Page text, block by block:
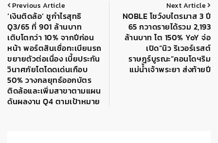
Previous Article
‘เงินติดล้อ’ ชูกำไรสุทธิ
Q3/65 ที่ 901 ล้านบาท
เติบโตกว่า 10% จากปีก่อน
หน้า พอร์ตสินเชื่อทะเบียนรถ
ขยายตัวต่อเนื่อง เบี้ยประกัน
วินาศภัยโตโดดเด่นเกือบ
50% วางกลยุทธ์ออกบัตร
ติดล้อและเพิ่มสาขาตามแผน
ดันผลงาน Q4 ตามเป้าหมาย
Next Article
NOBLE โชว์งบไตรมาส 3 ปี
65 กวาดรายได้รวม 2,193
ล้านบาท โต 150% YoY จ่อ
เปิด“นิว ริเวอร์เรสต์
ราษฎร์บูรณะ”คอนโดฯริม
แม่น้ำเจ้าพระยา ส่งท้ายปี